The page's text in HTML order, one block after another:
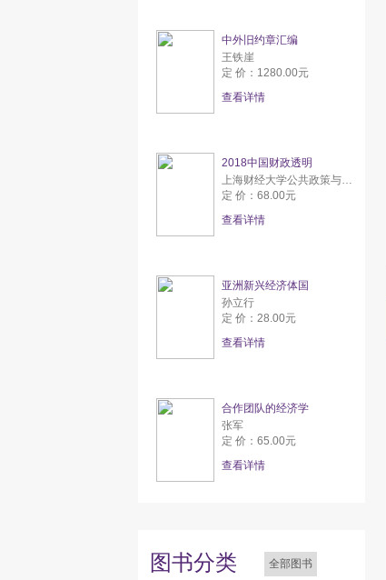
中外旧约章汇编
王铁崖
定 价：1280.00元
查看详情
2018中国财政透明
上海财经大学公共政策与研究中心
定 价：68.00元
查看详情
亚洲新兴经济体国
孙立行
定 价：28.00元
查看详情
合作团队的经济学
张军
定 价：65.00元
查看详情
图书分类 全部图书